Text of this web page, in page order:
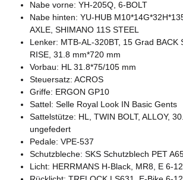
Nabe vorne: YH-205Q, 6-BOLT
Nabe hinten: YU-HUB
AXLE, SHIMANO 11S STEEL
Lenker: MTB-AL-320BT, 15 Grad BACK
RISE, 31.8 mm*720 mm
Vorbau: HL 31.8*75/105 mm
Steuersatz: ACROS
Griffe: ERGON GP10
Sattel: Selle Royal Look IN Basic Gents
Sattelstütze: HL, TWIN BOLT, ALLOY,
ungefedert
Pedale: VPE-537
Schutzbleche: SKS Schutzblech PET
Licht: HERRMANS H-Black, MR8, E 6-